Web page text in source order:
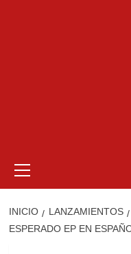
primario
INICIO LANZAMIENTOS
ESPERADO EP EN